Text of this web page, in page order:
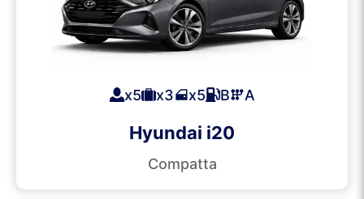
x5 x3 x5 B A
Hyundai i20
Compatta